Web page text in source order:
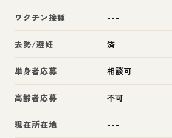
ワクチン接種 ---
去勢/避妊 済
単身者応募 相談可
高齢者応募 不可
現在所在地 ---